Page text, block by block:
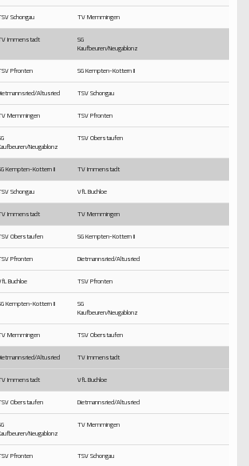
Schongau TV Memmingen
Immenstadt
SG
Kaufbeuren/Neugablonz
Pfronten SG Kempten-Kottern II
Altusried TSV Schongau
Memmingen TSV Pfronten
Neugablonz
TSV Oberstaufen
Kempten-Kottern II TV Immenstadt
Schongau VfL Buchloe
Immenstadt TV Memmingen
Oberstaufen SG Kempten-Kottern II
Pfronten Dietmannsried/Altusried
Buchloe TSV Pfronten
Kempten-Kottern II
SG
Kaufbeuren/Neugablonz
Memmingen TSV Oberstaufen
Altusried TV Immenstadt
Immenstadt VfL Buchloe
Oberstaufen Dietmannsried/Altusried
Neugablonz
TV Memmingen
Pfronten TSV Schongau